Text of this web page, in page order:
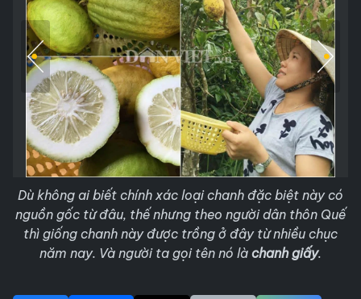
Dù không ai biết chính xác loại chanh đặc biệt này có
nguồn gốc từ đâu, thế nhưng theo người dân thôn Quế
thì giống chanh này được trồng ở đây từ nhiều chục
năm nay. Và người ta gọi tên nó là chanh giấy.